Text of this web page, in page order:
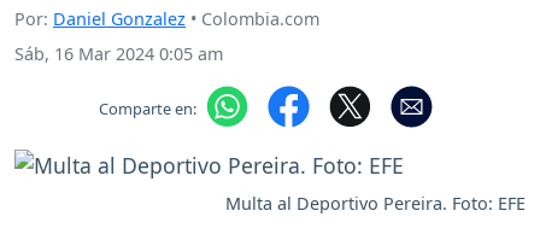
Por: Daniel Gonzalez • Colombia.com
Sáb, 16 Mar 2024 0:05 am
Comparte en:
Multa al Deportivo Pereira. Foto: EFE